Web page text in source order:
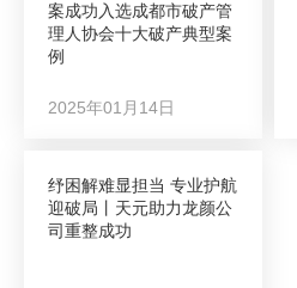
案成功入选成都市破产管
理人协会十大破产典型案
例
2025年01月14日
纾困解难显担当 专业护航
迎破局丨天元助力龙颜公
司重整成功